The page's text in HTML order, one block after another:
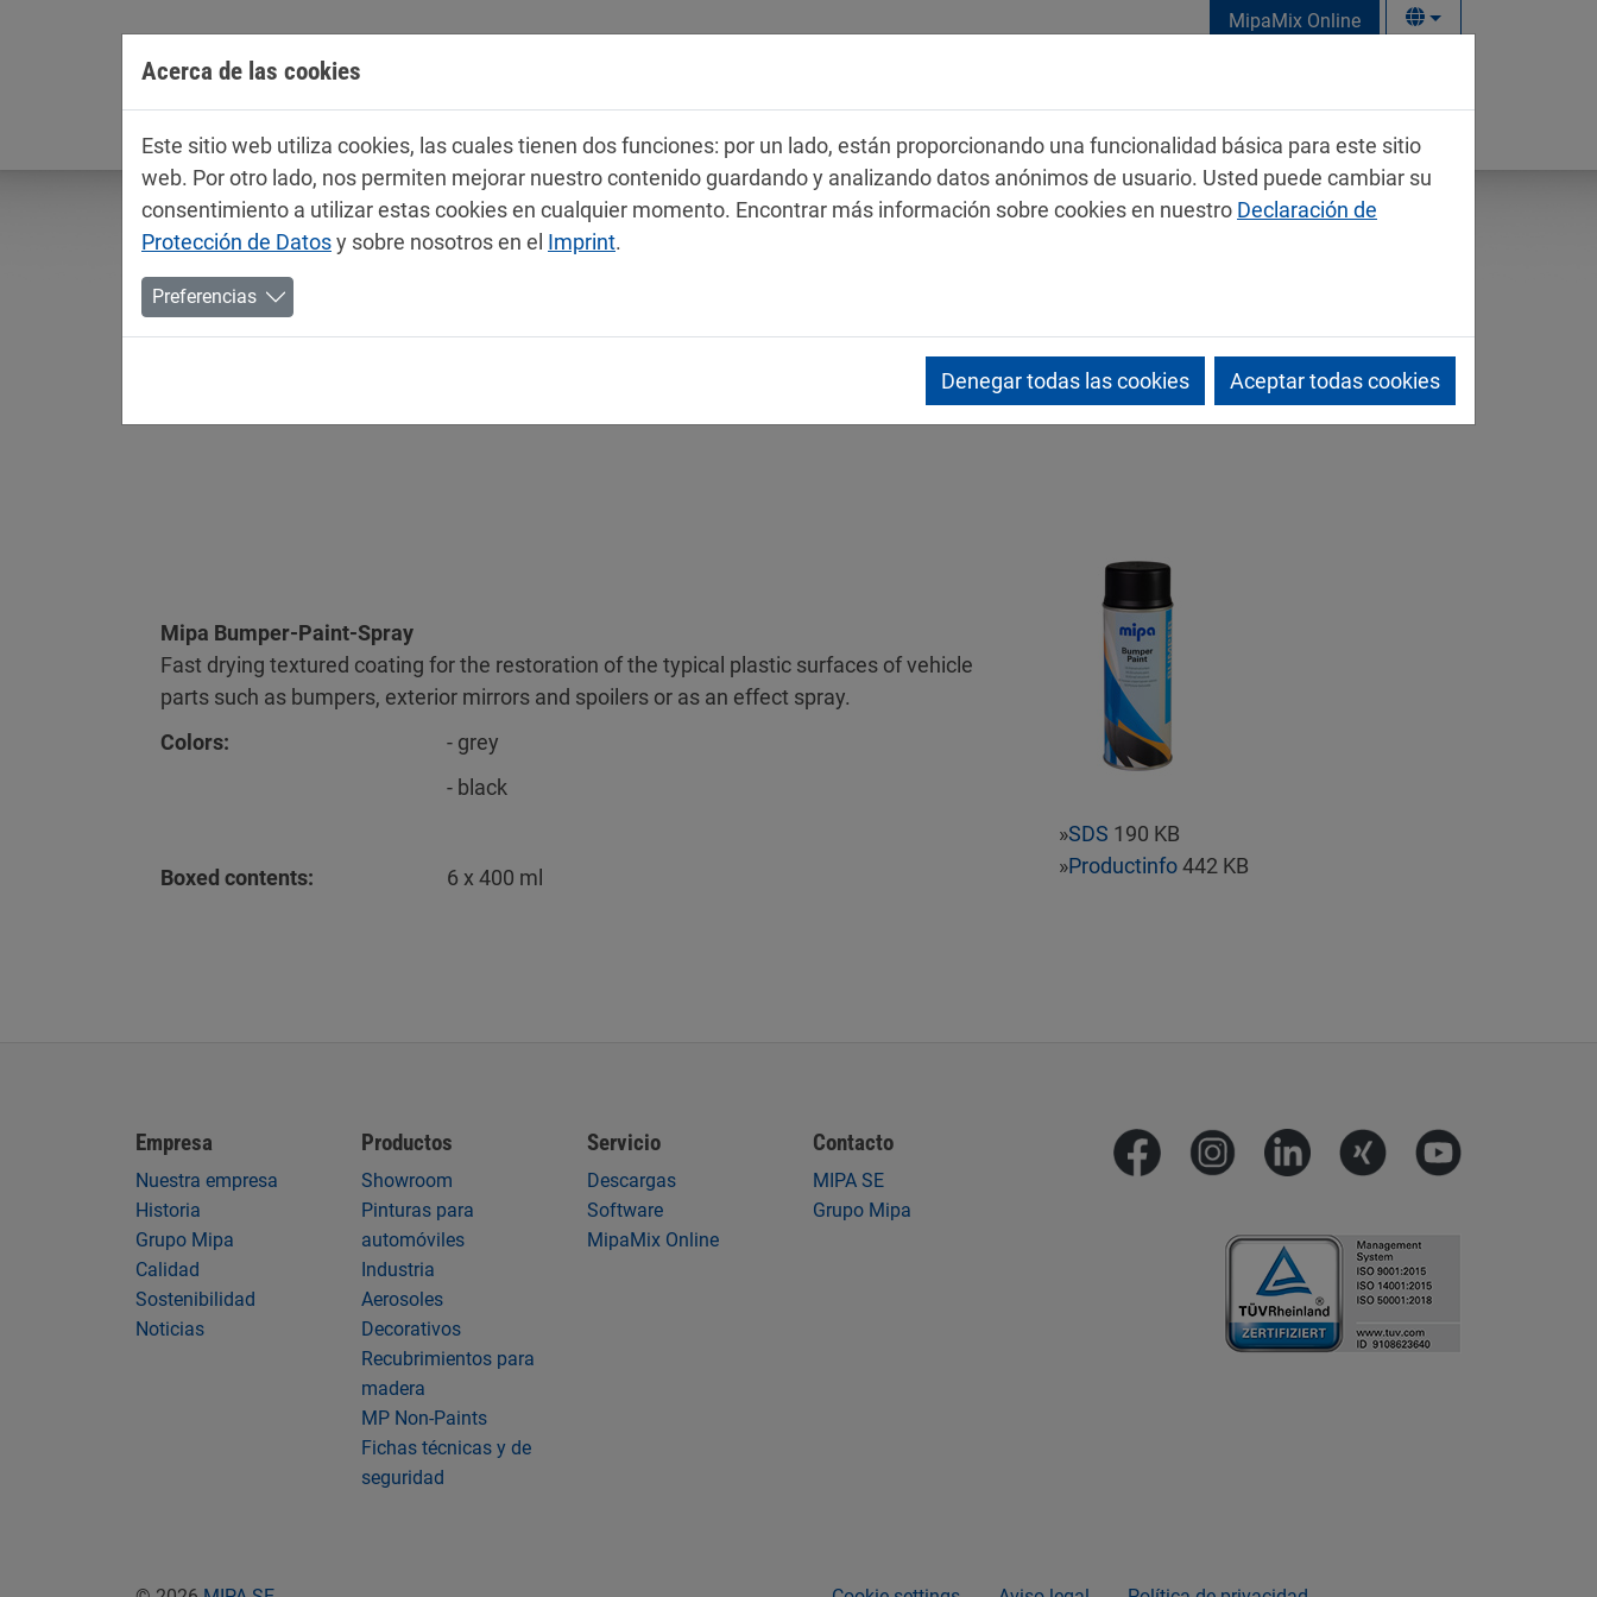
MipaMix Online
Empresa Productos Servicio Contacto
Mipa Bumper-Paint-Spray
Fast drying textured coating for the restoration of the typical plastic surfaces of vehicle
parts such as bumpers, exterior mirrors and spoilers or as an effect spray.
Colors:
- grey
- black
Boxed contents: 6 x 400 ml
»SDS 190 KB
»Productinfo442 KB
Empresa
Nuestra empresa
Historia
Grupo Mipa
Calidad
Sostenibilidad
Noticias
Productos
Showroom
Pinturas para
automóviles
Industria
Aerosoles
Decorativos
Recubrimientos para
madera
MP Non-Paints
Fichas técnicas y de
seguridad
Servicio
Descargas
Software
MipaMix Online
Contacto
MIPA SE
Grupo Mipa
Acerca de las cookies
Este sitio web utiliza cookies, las cuales tienen dos funciones: por un lado, están proporcionando una funcionalidad básica para este sitio
web. Por otro lado, nos permiten mejorar nuestro contenido guardando y analizando datos anónimos de usuario. Usted puede cambiar su
consentimiento a utilizar estas cookies en cualquier momento. Encontrar más información sobre cookies en nuestro Declaración de
Protección de Datosy sobre nosotros en el Imprint.
Preferencias
Denegar todas las cookies Aceptar todas cookies